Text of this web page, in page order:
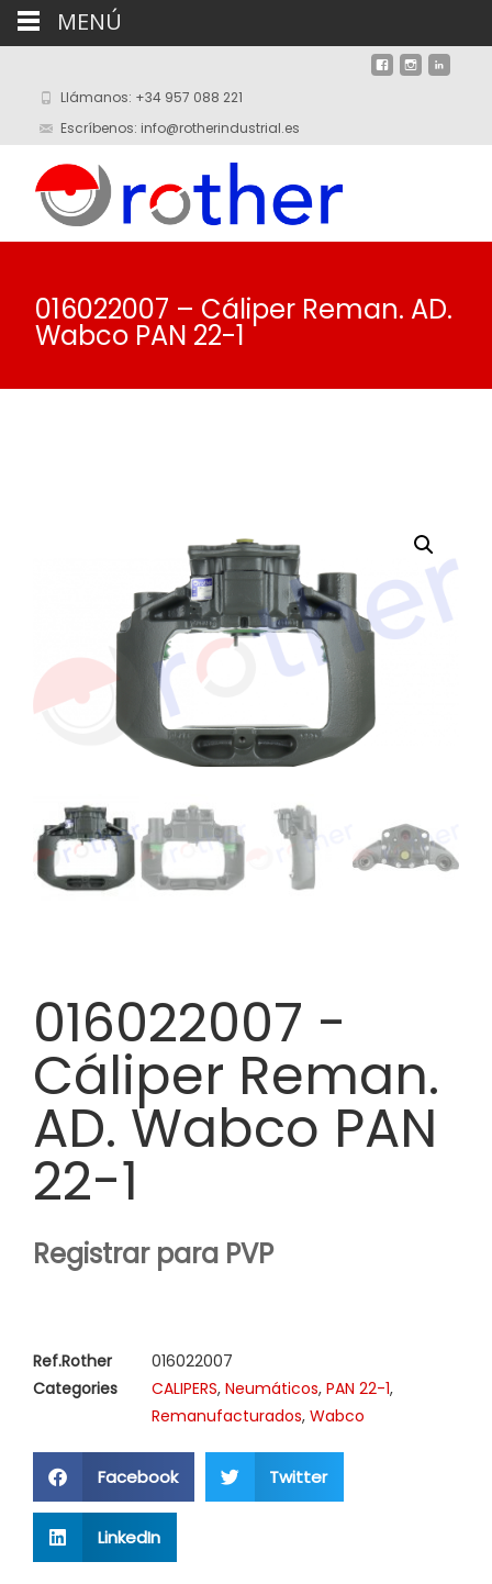
Llámanos: +34 957 088 221
Escríbenos: info@rotherindustrial.es
016022007 – Cáliper Reman. AD.
Wabco PAN 22-1
016022007 -
Cáliper Reman.
AD. Wabco PAN
22-1
Registrar para PVP
Ref.Rother
016022007
Categories
CALIPERS, Neumáticos, PAN 22-1,
Remanufacturados, Wabco
Facebook Twitter
LinkedIn
MENÚ